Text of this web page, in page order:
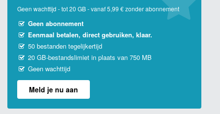
Geen wachttijd - tot 20 GB - vanaf 5,99 € zonder abonnement
Geen abonnement
Eenmaal betalen, direct gebruiken, klaar.
50 bestanden tegelijkertijd
20 GB-bestandslimiet in plaats van 750 MB
Geen wachttijd
Meld je nu aan